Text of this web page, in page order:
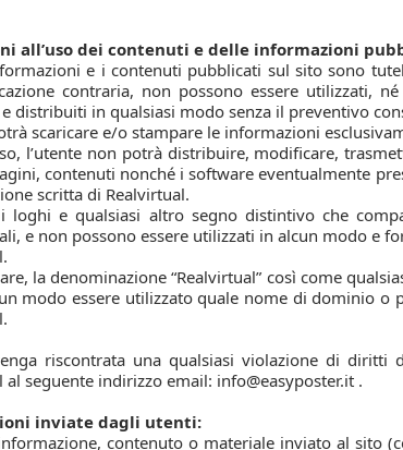
all’uso dei contenuti e delle informazioni
e i contenuti pubblicati sul sito sono
contraria, non possono essere utilizzati,
distribuiti in qualsiasi modo senza il preventivo
scaricare e/o stampare le informazioni
l’utente non potrà distribuire, modificare,
contenuti nonché i software eventualmente
scritta di Realvirtual.
loghi e qualsiasi altro segno distintivo che
e non possono essere utilizzati in alcun modo e
la denominazione “Realvirtual” così come
modo essere utilizzato quale nome di dominio o
riscontrata una qualsiasi violazione di
al seguente indirizzo email: info@easyposter.it .
inviate dagli utenti:
contenuto o materiale inviato al sito